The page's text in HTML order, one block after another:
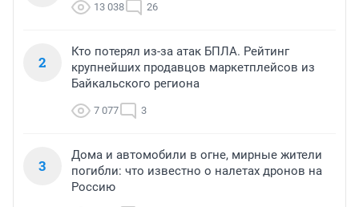
13 038 26
2
Кто потерял из-за атак БПЛА. Рейтинг
крупнейших продавцов маркетплейсов из
Байкальского региона
7 077 3
3
Дома и автомобили в огне, мирные жители
погибли: что известно о налетах дронов на
Россию